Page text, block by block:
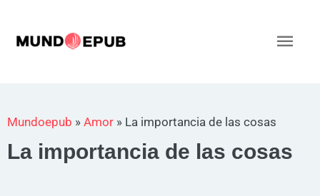
contenido
Mundoepub » Amor » La importancia de las cosas
La importancia de las cosas